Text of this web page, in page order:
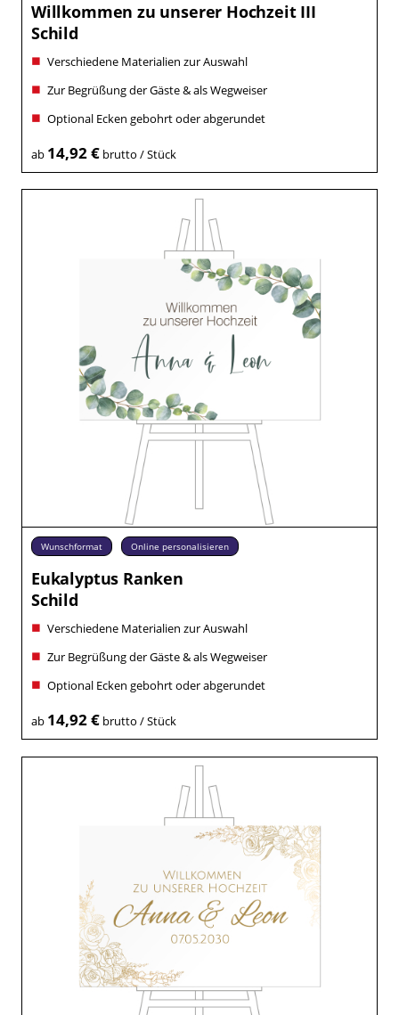
Willkommen zu unserer Hochzeit III
Schild
Verschiedene Materialien zur Auswahl
Zur Begrüßung der Gäste & als Wegweiser
Optional Ecken gebohrt oder abgerundet
ab 14,92 €brutto / Stück
Wunschformat Online personalisieren
Eukalyptus Ranken
Schild
Verschiedene Materialien zur Auswahl
Zur Begrüßung der Gäste & als Wegweiser
Optional Ecken gebohrt oder abgerundet
ab 14,92 €brutto / Stück